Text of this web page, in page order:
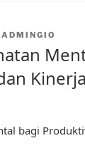
ADMINGIO
bagi